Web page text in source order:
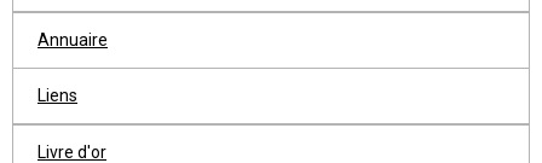
Annuaire
Liens
Livre d'or